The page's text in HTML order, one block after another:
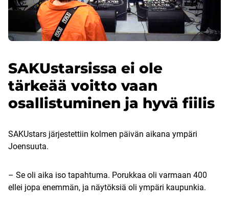
SAKUstarsissa ei ole
tärkeää voitto vaan
osallistuminen ja hyvä fiilis
SAKUstars järjestettiin kolmen päivän aikana ympäri
Joensuuta.
– Se oli aika iso tapahtuma. Porukkaa oli varmaan 400
ellei jopa enemmän, ja näytöksiä oli ympäri kaupunkia.